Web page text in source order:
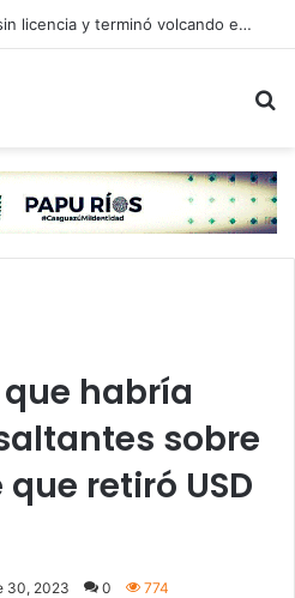
Conducía alcoholizado, sin licencia y terminó volcando en Yasy Cañy
habría
sobre
retiró USD
30, 2023 0 774